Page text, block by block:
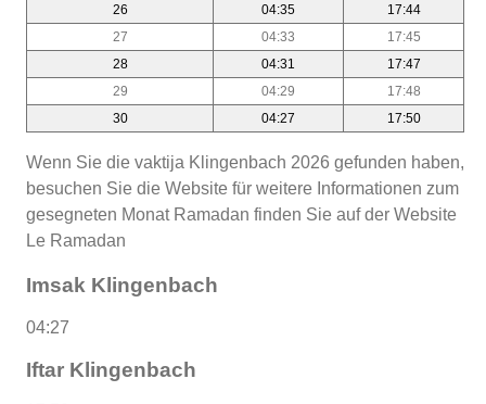
26
04:35
17:44
27
04:33
17:45
28
04:31
17:47
29
04:29
17:48
30
04:27 17:50
Wenn Sie die vaktija Klingenbach 2026 gefunden haben,
besuchen Sie die Website für weitere Informationen zum
gesegneten Monat Ramadan finden Sie auf der Website
Le Ramadan
Imsak Klingenbach
04:27
Iftar Klingenbach